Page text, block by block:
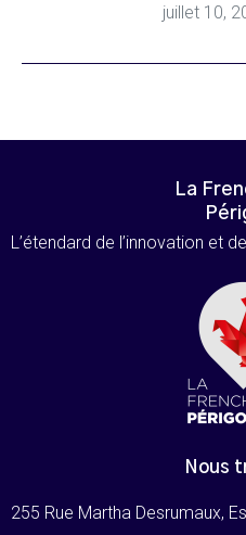
juillet 10,
La
L’étendard de l’innovation et
Nous
255 Rue Martha Desrumaux,